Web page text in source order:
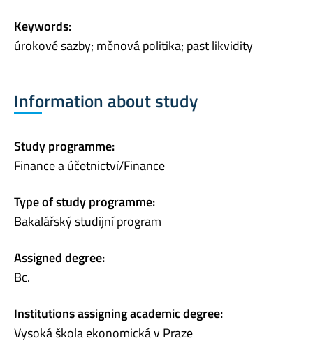
Keywords:
úrokové sazby; měnová politika; past likvidity
Information about study
Study programme:
Finance a účetnictví/Finance
Type of study programme:
Bakalářský studijní program
Assigned degree:
Bc.
Institutions assigning academic degree:
Vysoká škola ekonomická v Praze